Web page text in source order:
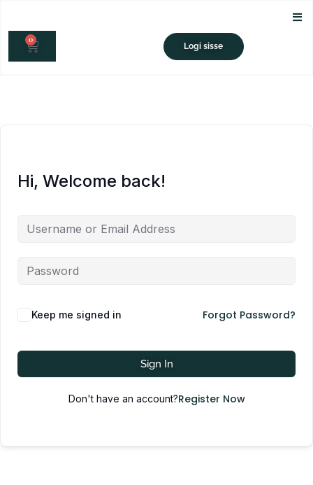
content
0
CART Logi sisse
Hi, Welcome back!
Keep me signed in Forgot Password?
Sign In
Don't have an account?Register Now